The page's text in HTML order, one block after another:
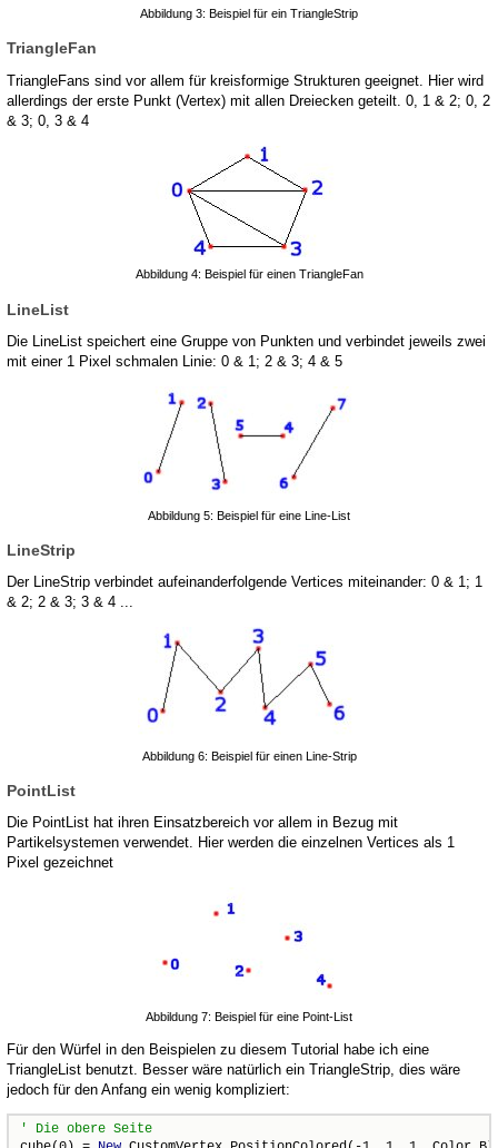
Abbildung 3: Beispiel für ein TriangleStrip
TriangleFan
TriangleFans sind vor allem für kreisformige Strukturen geeignet. Hier wird
allerdings der erste Punkt (Vertex) mit allen Dreiecken geteilt. 0, 1 & 2; 0, 2
& 3; 0, 3 & 4
Abbildung 4: Beispiel für einen TriangleFan
LineList
Die LineList speichert eine Gruppe von Punkten und verbindet jeweils zwei
mit einer 1 Pixel schmalen Linie: 0 & 1; 2 & 3; 4 & 5
Abbildung 5: Beispiel für eine Line-List
LineStrip
Der LineStrip verbindet aufeinanderfolgende Vertices miteinander: 0 & 1; 1
& 2; 2 & 3; 3 & 4 ...
Abbildung 6: Beispiel für einen Line-Strip
PointList
Die PointList hat ihren Einsatzbereich vor allem in Bezug mit
Partikelsystemen verwendet. Hier werden die einzelnen Vertices als 1
Pixel gezeichnet
Abbildung 7: Beispiel für eine Point-List
Für den Würfel in den Beispielen zu diesem Tutorial habe ich eine
TriangleList benutzt. Besser wäre natürlich ein TriangleStrip, dies wäre
jedoch für den Anfang ein wenig kompliziert: